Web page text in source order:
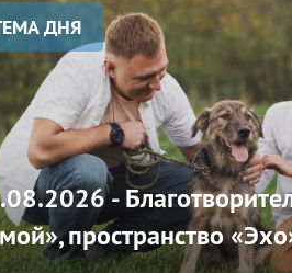
ДНЯ
-
пространство